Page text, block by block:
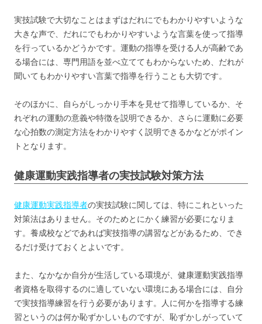
実技試験で大切なことはまずはだれにでもわかりやすいような
大きな声で、だれにでもわかりやすいような言葉を使って指導
を行っているかどうかです。運動の指導を受ける人が高齢であ
る場合には、専門用語を並べ立ててもわからないため、だれが
聞いてもわかりやすい言葉で指導を行うことも大切です。
そのほかに、自らがしっかり手本を見せて指導しているか、そ
れぞれの運動の意義や特徴を説明できるか、さらに運動に必要
な心拍数の測定方法をわかりやすく説明できるかなどがポイン
トとなります。
健康運動実践指導者の実技試験対策方法
健康運動実践指導者の実技試験に関しては、特にこれといった
対策法はありません。そのためとにかく練習が必要になりま
す。養成校などであれば実技指導の講習などがあるため、でき
るだけ受けておくとよいです。
また、なかなか自分が生活している環境が、健康運動実践指導
者資格を取得するのに適していない環境にある場合には、自分
で実技指導練習を行う必要があります。人に何かを指導する練
習というのは何か恥ずかしいものですが、恥ずかしがっていて